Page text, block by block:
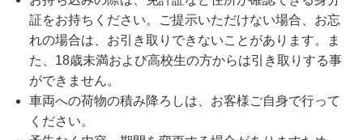
証をお持ちください。ご提示いただけない場合、お忘
れの場合は、お引き取りできないことがあります。ま
た、18歳未満および高校生の方からは引き取りする事
ができません。
車両への荷物の積み降ろしは、お客様ご自身で行って
ください。